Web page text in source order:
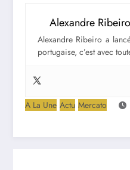
Alexandre Ribeiro
Alexandre Ribeiro a
portugaise, c’est avec
A La Une Actu Mercato